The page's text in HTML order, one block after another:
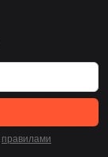
правилами